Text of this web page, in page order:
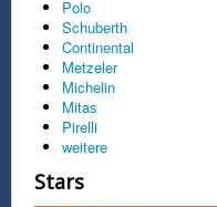
Polo
Schuberth
Continental
Metzeler
Michelin
Mitas
Pirelli
weitere
Stars